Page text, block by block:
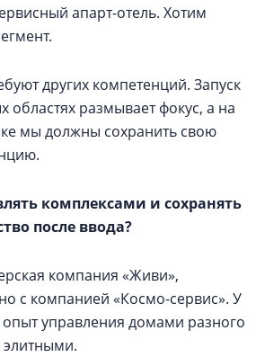
апарт-отель. Хотим
других компетенций. Запуск
областях размывает фокус, а на
мы должны сохранить свою
комплексами и сохранять
после ввода?
компания «Живи»,
с компанией «Космо-сервис». У
управления домами разного
элитными.